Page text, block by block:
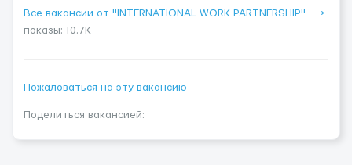
Все вакансии от "INTERNATIONAL WORK PARTNERSHIP" ⟶
показы: 10.7K
Пожаловаться на эту вакансию
Поделиться вакансией: